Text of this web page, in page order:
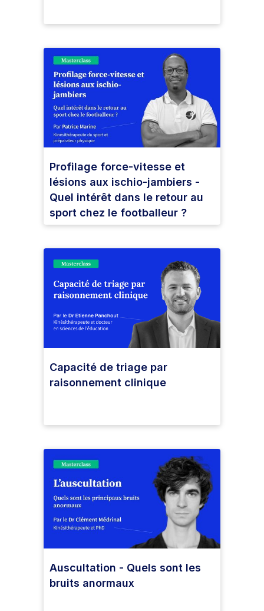
Profilage force-vitesse et
lésions aux ischio-jambiers -
Quel intérêt dans le retour au
sport chez le footballeur ?
Capacité de triage par
raisonnement clinique
Auscultation - Quels sont les
bruits anormaux